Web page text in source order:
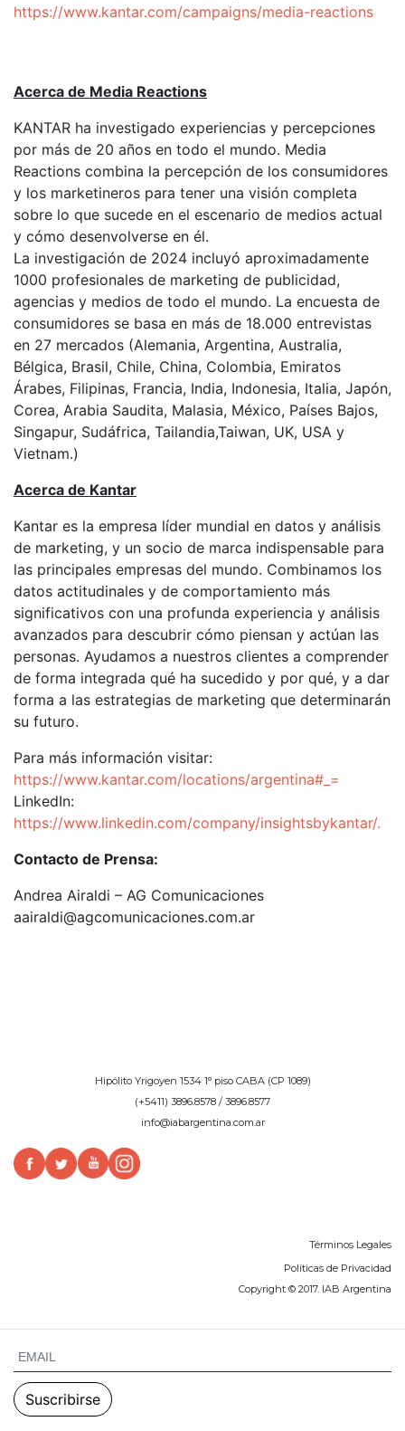
https://www.kantar.com/campaigns/media-reactions
Acerca de Media Reactions
KANTAR ha investigado experiencias y percepciones
por más de 20 años en todo el mundo. Media
Reactions combina la percepción de los consumidores
y los marketineros para tener una visión completa
sobre lo que sucede en el escenario de medios actual
y cómo desenvolverse en él.
La investigación de 2024 incluyó aproximadamente
1000 profesionales de marketing de publicidad,
agencias y medios de todo el mundo. La encuesta de
consumidores se basa en más de 18.000 entrevistas
en 27 mercados (Alemania, Argentina, Australia,
Bélgica, Brasil, Chile, China, Colombia, Emiratos
Árabes, Filipinas, Francia, India, Indonesia, Italia, Japón,
Corea, Arabia Saudita, Malasia, México, Países Bajos,
Singapur, Sudáfrica, Tailandia,Taiwan, UK, USA y
Vietnam.)
Acerca de Kantar
Kantar es la empresa líder mundial en datos y análisis
de marketing, y un socio de marca indispensable para
las principales empresas del mundo. Combinamos los
datos actitudinales y de comportamiento más
significativos con una profunda experiencia y análisis
avanzados para descubrir cómo piensan y actúan las
personas. Ayudamos a nuestros clientes a comprender
de forma integrada qué ha sucedido y por qué, y a dar
forma a las estrategias de marketing que determinarán
su futuro.
Para más información visitar:
https://www.kantar.com/locations/argentina#_=
LinkedIn:
https://www.linkedin.com/company/insightsbykantar/.
Contacto de Prensa:
Andrea Airaldi – AG Comunicaciones
aairaldi@agcomunicaciones.com.ar
Hipólito Yrigoyen 1534 1° piso CABA (CP 1089)
(+5411) 3896.8578 / 3896.8577
info@iabargentina.com.ar
Términos Legales
Políticas de Privacidad
Copyright © 2017. IAB Argentina